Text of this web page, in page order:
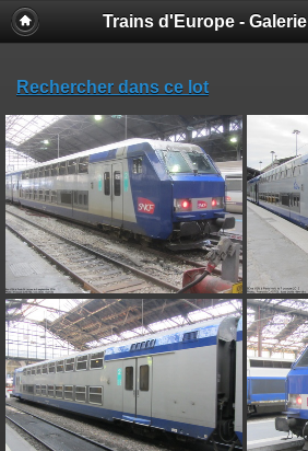
Trains d'Europe -
Rechercher dans ce lot